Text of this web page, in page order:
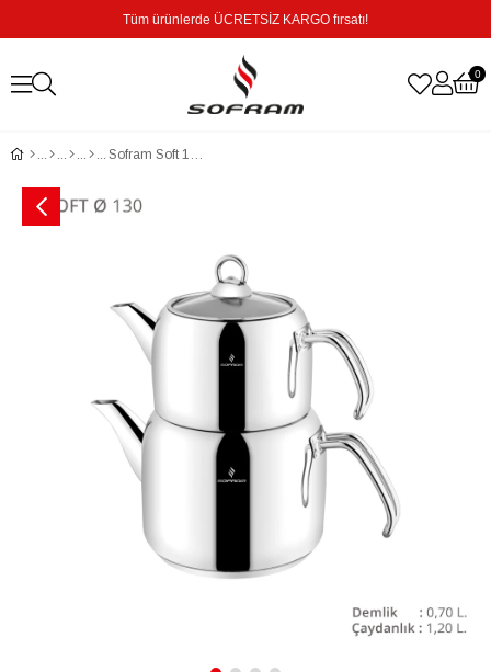
Tüm ürünlerde ÜCRETSİZ KARGO fırsatı!
0
Sofram Soft 13 cm Minti Boy Çaydanlık Takımı